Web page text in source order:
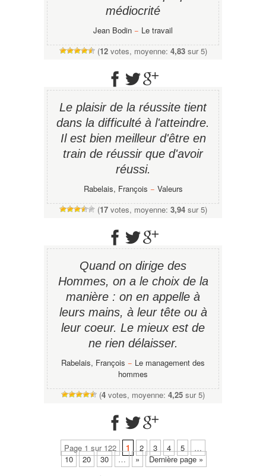
médiocrité
Jean Bodin − Le travail
(12votes, moyenne: 4,83sur 5)
Le plaisir de la réussite tient
dans la difficulté à l'atteindre.
Il est bien meilleur d'être en
train de réussir que d'avoir
réussi.
Rabelais, François − Valeurs
(17votes, moyenne: 3,94sur 5)
Quand on dirige des
Hommes, on a le choix de la
manière : on en appelle à
leurs mains, à leur tête ou à
leur coeur. Le mieux est de
ne rien délaisser.
Rabelais, François − Le management des
hommes
(4 votes, moyenne: 4,25 sur 5)
Page 1 sur 122 1 2 3 4 5
…
10
20 30 … » Dernière page »